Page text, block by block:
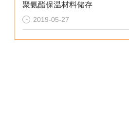
聚氨酯保温材料储存
2019-05-27